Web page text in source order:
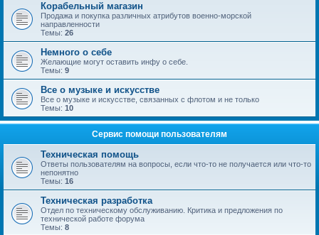
Корабельный магазин
Продажа и покупка различных атрибутов военно-морской
направленности
Темы: 26
Немного о себе
Желающие могут оставить инфу о себе.
Темы: 9
Все о музыке и искусстве
Все о музыке и искусстве, связанных с флотом и не только
Темы: 10
Сервис помощи пользователям
Техническая помощь
Ответы пользователям на вопросы, если что-то не получается или что-то
непонятно
Темы: 16
Техническая разработка
Отдел по техническому обслуживанию. Критика и предложения по
технической работе форума
Темы: 8